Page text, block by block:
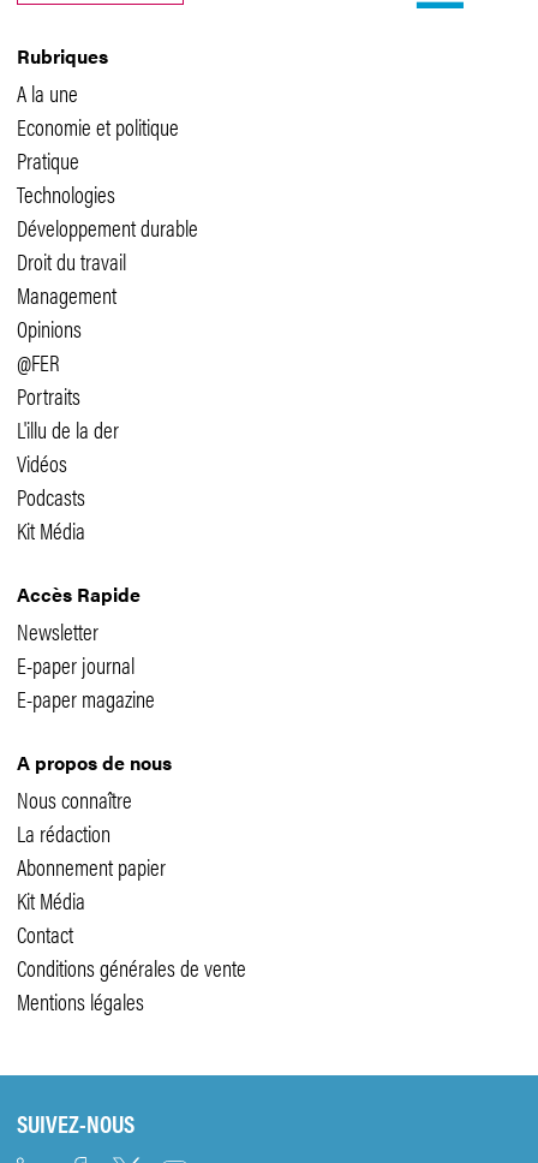
Rubriques
A la une
Economie et politique
Pratique
Technologies
Développement durable
Droit du travail
Management
Opinions
@FER
Portraits
L'illu de la der
Vidéos
Podcasts
Kit Média
Accès Rapide
Newsletter
E-paper journal
E-paper magazine
A propos de nous
Nous connaître
La rédaction
Abonnement papier
Kit Média
Contact
Conditions générales de vente
Mentions légales
SUIVEZ-NOUS